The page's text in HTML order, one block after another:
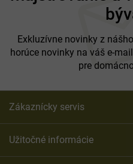
Exkluzívne novinky z
horúce novinky na váš e-
pre
Zákaznícky servis
Užitočné informácie